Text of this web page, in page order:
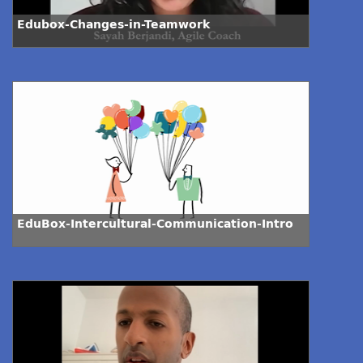
Edubox-Changes-in-Teamwork
EduBox-Intercultural-Communication-Intro